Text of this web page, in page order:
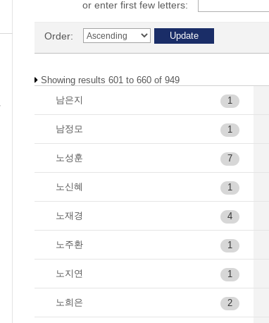
or enter first few letters:
Order:
Showing results 601 to 660 of 949
남은지
1
남정모 1
노성훈 7
노신혜 1
노재경 4
노주환 1
노지연 1
노희은 2